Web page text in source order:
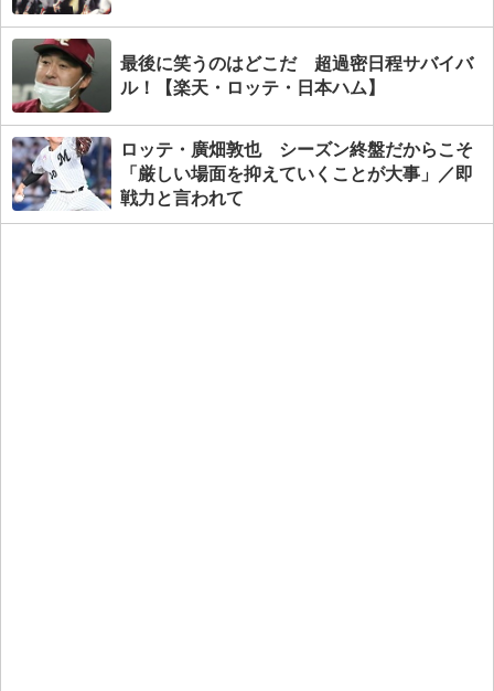
最後に笑うのはどこだ 超過密日程サバイバ
ル！【楽天・ロッテ・日本ハム】
ロッテ・廣畑敦也 シーズン終盤だからこそ
「厳しい場面を抑えていくことが大事」／即
戦力と言われて